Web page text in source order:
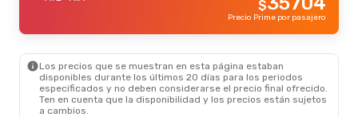
$
Precio Prime por pasajero
Los precios que se muestran en esta página estaban
disponibles durante los últimos 20 días para los periodos
especificados y no deben considerarse el precio final ofrecido.
Ten en cuenta que la disponibilidad y los precios están sujetos
a cambios.